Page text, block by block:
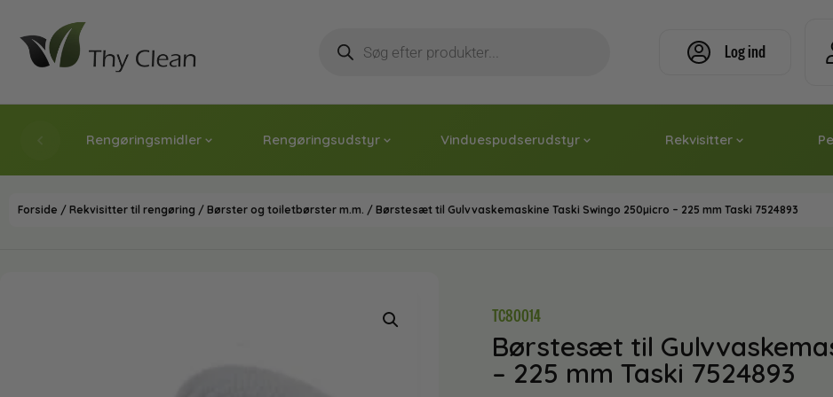
Log ind
Rengøringsmidler Rengøringsudstyr Vinduespudserudstyr Rekvisitter
Forside / Rekvisitter til rengøring / Børster og toiletbørster m.m. / Børstesæt til Gulvvaskemaskine Taski Swingo 250µicro – 225 mm Taski 7524893
TC80014
Børstesæt til
– 225 mm Taski 7524893